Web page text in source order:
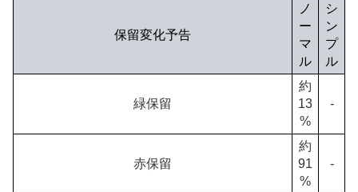
保留変化予告
ノ
ー
マ
ル
シ
ン
プ
ル
緑保留
約
13
%
-
赤保留
約
91
%
-